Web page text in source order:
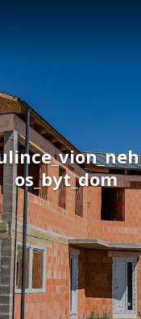
os_byt_dom